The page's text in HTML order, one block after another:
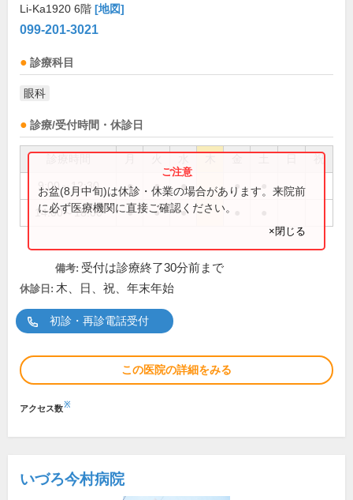
Li-Ka1920 6階 [地図]
099-201-3021
診療科目
眼科
診療/受付時間・休診日
祝
9:00～12:30 ● ● ● ●
14:00～18:00 ● ● ●
お盆(8月中旬)は休診・休業の場合があります。来院前
に必ず医療機関に直接ご確認ください。
×閉じる
備考: 受付は診療終了30分前まで
休診日: 木、日、祝、年末年始
初診・再診電話受付
この医院の詳細をみる
アクセス数※
いづろ今村病院